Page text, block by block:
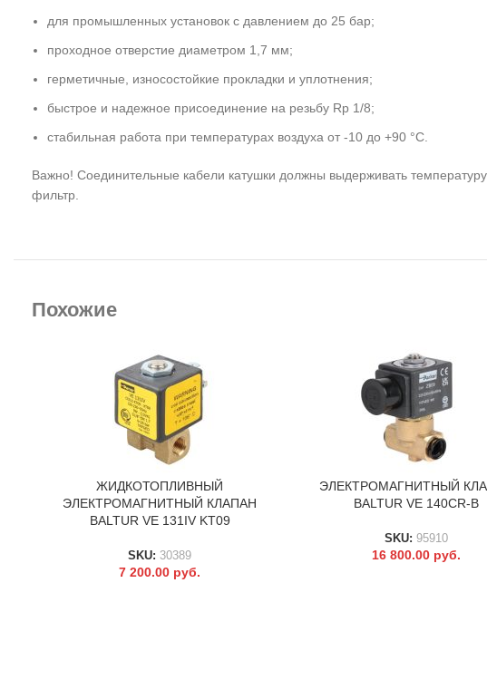
для промышленных установок с давлением до 25 бар;
проходное отверстие диаметром 1,7 мм;
герметичные, износостойкие прокладки и уплотнения;
быстрое и надежное присоединение на резьбу Rp 1/8;
стабильная работа при температурах воздуха от -10 до +90 °C.
Важно! Соединительные кабели катушки должны выдерживать
фильтр.
Похожие
В КОРЗИНУЖИДКОТОПЛИВНЫЙ
ЭЛЕКТРОМАГНИТНЫЙ КЛАПАН
BALTUR VE 131IV KT09
SKU: 30389
7 200.00 руб.
В КОРЗИНУ
ЭЛЕКТРОМАГНИТНЫЙ
BALTUR VE 140CR-B
SKU: 95910
16 800.00 руб.